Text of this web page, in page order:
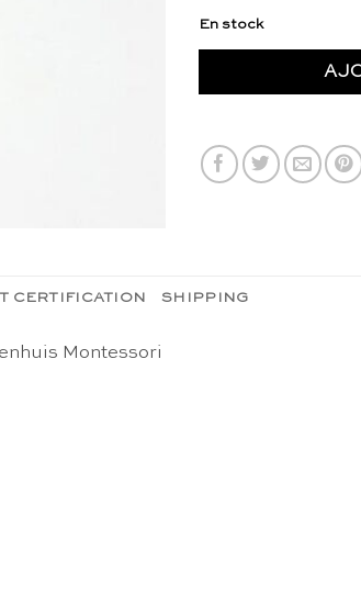
En stock
CERTIFICATION SHIPPING
Montessori